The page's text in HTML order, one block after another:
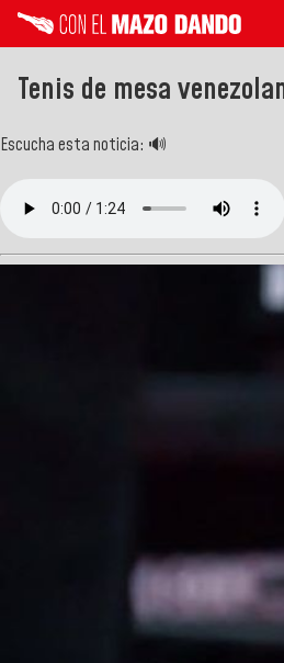
Tenis de mesa
Escucha esta noticia: 🔊